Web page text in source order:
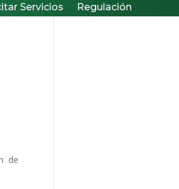
Servicios Regulación
de